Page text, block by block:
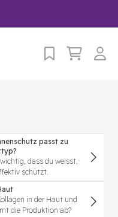
passt zu
dass du weisst,
schützt.
in der Haut und
die Produktion ab?